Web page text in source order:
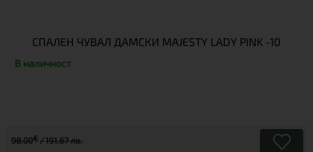
СПАЛЕН ЧУВАЛ ДАМСКИ MAJESTY LADY PINK -10
В наличност
98.00€ 191.67 лв.